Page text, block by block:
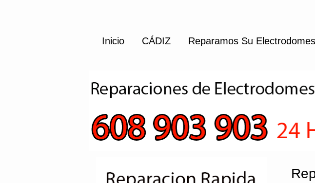
Inicio CÁDIZ Reparamos Su